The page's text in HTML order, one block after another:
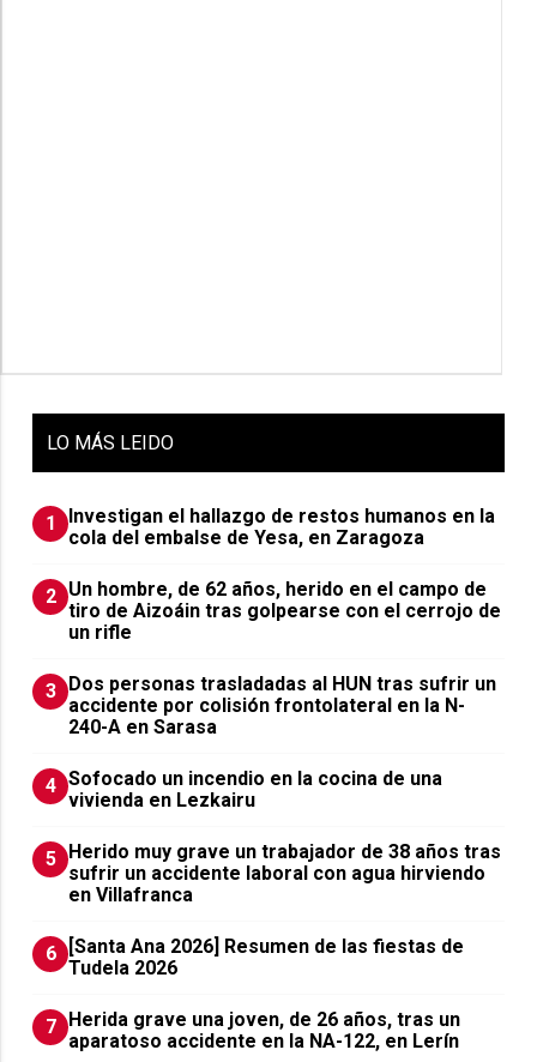
LO MÁS LEIDO
1
Investigan el hallazgo de restos humanos en la
cola del embalse de Yesa, en Zaragoza
2 Un hombre, de 62 años, herido en el campo de
tiro de Aizoáin tras golpearse con el cerrojo de
un rifle
3
​Dos personas trasladadas al HUN tras sufrir un
accidente por colisión frontolateral en la N-
240-A en Sarasa
4 Sofocado un incendio en la cocina de una
vivienda en Lezkairu
5
Herido muy grave un trabajador de 38 años tras
sufrir un accidente laboral con agua hirviendo
en Villafranca
6
[Santa Ana 2026] Resumen de las fiestas de
Tudela 2026
7
Herida grave una joven, de 26 años, tras un
aparatoso accidente en la NA-122, en Lerín